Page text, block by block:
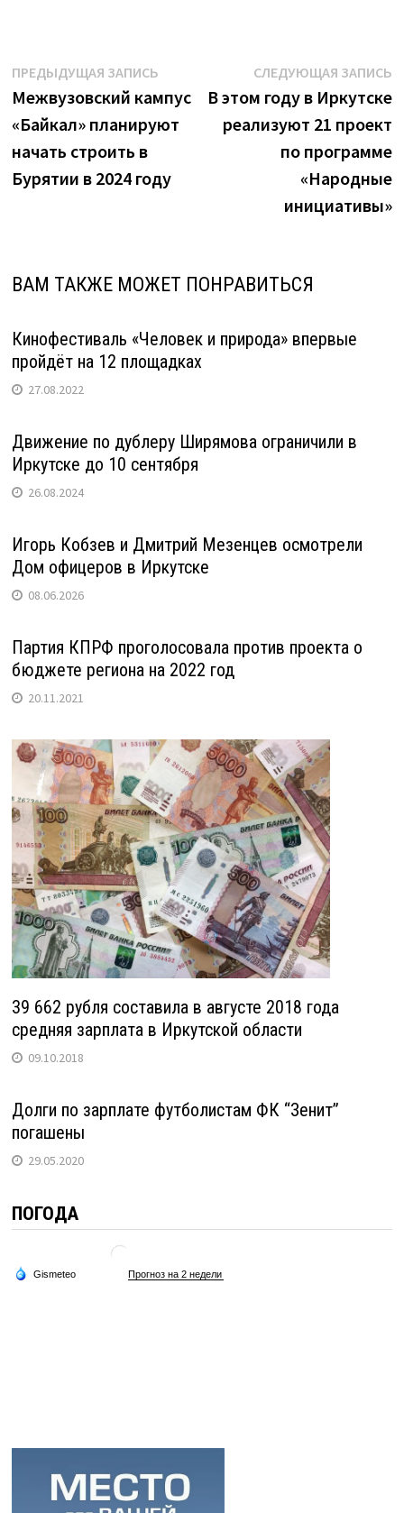
Навигация
по
записям
ПРЕДЫДУЩАЯ ЗАПИСЬПредыдущая
запись:
Межвузовский кампус
«Байкал» планируют
начать строить в
Бурятии в 2024 году
СЛЕДУЮЩАЯ ЗАПИСЬ
В этом году в Иркутске
реализуют 21 проект
по программе
«Народные
инициативы»
ВАМ ТАКЖЕ МОЖЕТ ПОНРАВИТЬСЯ
Кинофестиваль «Человек и природа» впервые
пройдёт на 12 площадках
27.08.2022
Движение по дублеру Ширямова ограничили в
Иркутске до 10 сентября
26.08.2024
Игорь Кобзев и Дмитрий Мезенцев осмотрели
Дом офицеров в Иркутске
08.06.2026
Партия КПРФ проголосовала против проекта о
бюджете региона на 2022 год
20.11.2021
39 662 рубля составила в августе 2018 года
средняя зарплата в Иркутской области
09.10.2018
Долги по зарплате футболистам ФК “Зенит”
погашены
29.05.2020
ПОГОДА